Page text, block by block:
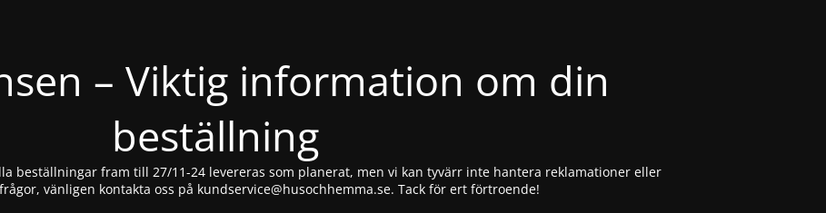
– Viktig information om din
beställning
beställningar fram till 27/11-24 levereras som planerat, men vi kan tyvärr inte hantera reklamationer eller
vänligen kontakta oss på kundservice@husochhemma.se. Tack för ert förtroende!